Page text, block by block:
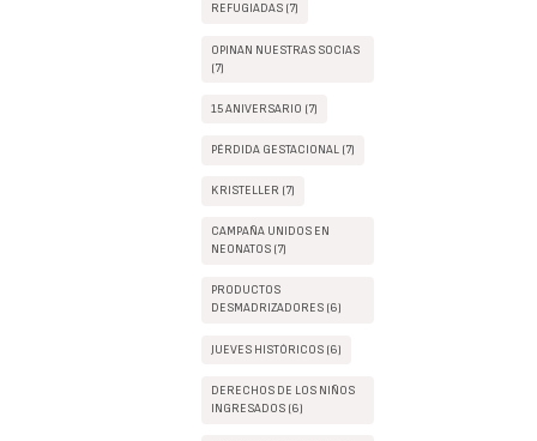
REFUGIADAS (7)
OPINAN NUESTRAS SOCIAS
(7)
15 ANIVERSARIO (7)
PÉRDIDA GESTACIONAL (7)
KRISTELLER (7)
CAMPAÑA UNIDOS EN
NEONATOS (7)
PRODUCTOS
DESMADRIZADORES (6)
JUEVES HISTÓRICOS (6)
DERECHOS DE LOS NIÑOS
INGRESADOS (6)